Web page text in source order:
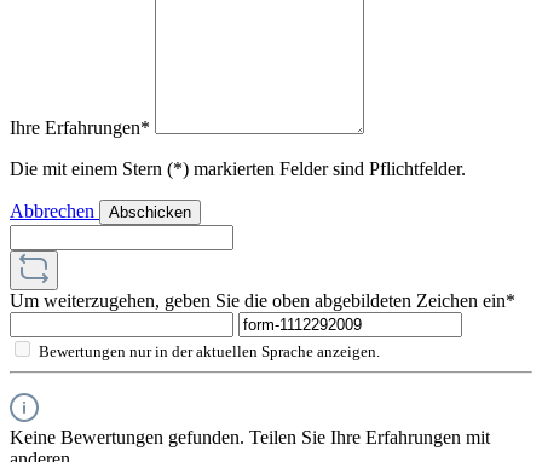
Ihre Erfahrungen*
Die mit einem Stern (*) markierten Felder sind Pflichtfelder.
Abbrechen Abschicken
Um weiterzugehen, geben Sie die oben abgebildeten Zeichen ein*
Bewertungen nur in der aktuellen Sprache anzeigen.
Keine Bewertungen gefunden. Teilen Sie Ihre Erfahrungen mit